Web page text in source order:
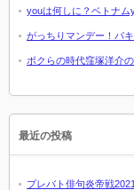
youは何しに？ベトナム
がっちりマンデー！パ
ボクらの時代窪塚洋介
最近の投稿
プレバト俳句炎帝戦